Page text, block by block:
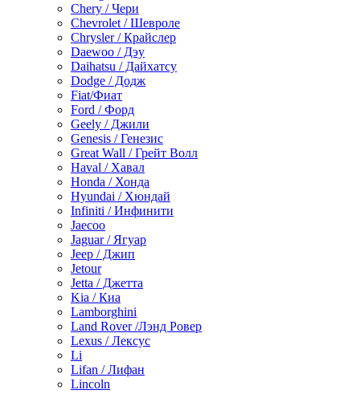
Chery / Чери
Chevrolet / Шевроле
Chrysler / Крайслер
Daewoo / Дэу
Daihatsu / Дайхатсу
Dodge / Додж
Fiat/Фиат
Ford / Форд
Geely / Джили
Genesis / Генезис
Great Wall / Грейт Волл
Haval / Хавал
Honda / Хонда
Hyundai / Хюндай
Infiniti / Инфинити
Jaecoo
Jaguar / Ягуар
Jeep / Джип
Jetour
Jetta / Джетта
Kia / Киа
Lamborghini
Land Rover /Лэнд Ровер
Lexus / Лексус
Li
Lifan / Лифан
Lincoln